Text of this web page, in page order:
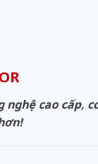
nghệ cao cấp,